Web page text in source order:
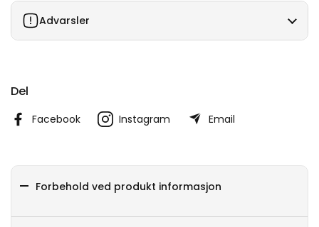
Advarsler
Del
Facebook Instagram Email
Forbehold ved produkt informasjon